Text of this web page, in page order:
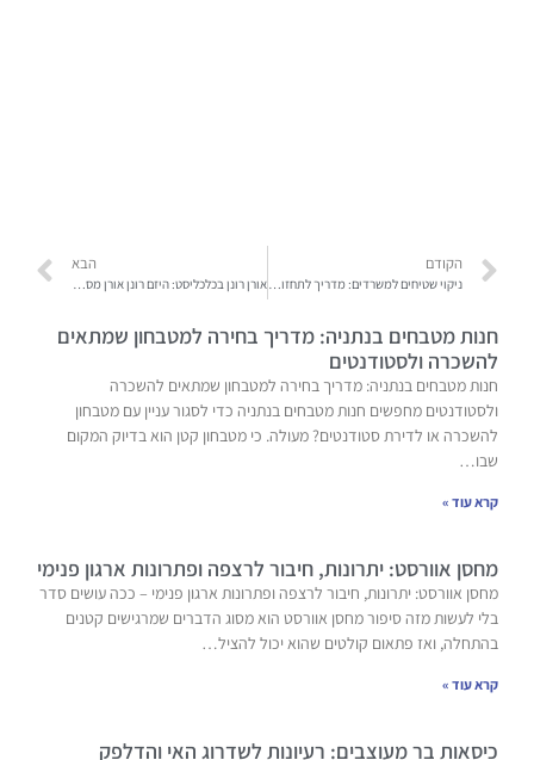
הקודם הבא
חנות מטבחים בנתניה: מדריך בחירה למטבחון שמתאים
להשכרה ולסטודנטים
חנות מטבחים בנתניה: מדריך בחירה למטבחון שמתאים להשכרה
ולסטודנטים מחפשים חנות מטבחים בנתניה כדי לסגור עניין עם מטבחון
להשכרה או לדירת סטודנטים? מעולה. כי מטבחון קטן הוא בדיוק המקום
שבו…
קרא עוד »
מחסן אוורסט: יתרונות, חיבור לרצפה ופתרונות ארגון פנימי
מחסן אוורסט: יתרונות, חיבור לרצפה ופתרונות ארגון פנימי – ככה עושים סדר
בלי לעשות מזה סיפור מחסן אוורסט הוא מסוג הדברים שמרגישים קטנים
בהתחלה, ואז פתאום קולטים שהוא יכול להציל…
קרא עוד »
כיסאות בר מעוצבים: רעיונות לשדרוג האי והדלפק